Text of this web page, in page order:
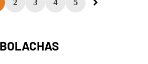
2 3 4 5